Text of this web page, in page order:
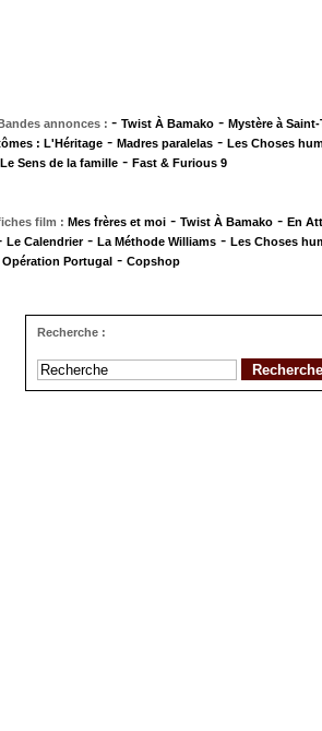
annonces : - Twist À Bamako - Mystère à Saint-
: L'Héritage - Madres paralelas - Les Choses
Le Sens de la famille - Fast & Furious 9
film : Mes frères et moi - Twist À Bamako - En
Le Calendrier- La Méthode Williams - Les Choses
Opération Portugal - Copshop
Recherche :